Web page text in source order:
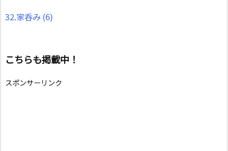
32.家呑み (6)
こちらも掲載中！
スポンサーリンク